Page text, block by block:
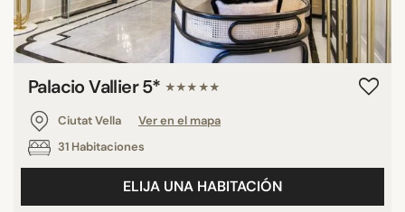
Palacio Vallier 5* ★★★★★
Ciutat Vella
Ver en el mapa
31 Habitaciones
ELIJA UNA HABITACIÓN